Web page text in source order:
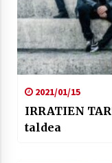
2021/01/15
IRRATIEN
taldea